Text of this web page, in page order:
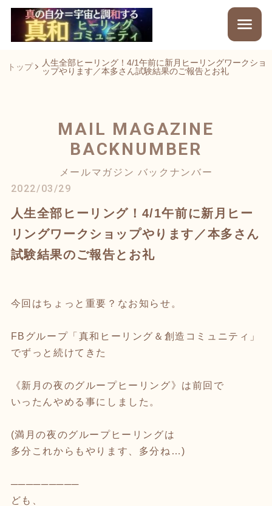
トップ
人生全部ヒーリング！4/1午前に新月ヒーリングワークショ
ップやります／本多さん試験結果のご報告とお礼
MAIL MAGAZINE
BACKNUMBER
メールマガジン バックナンバー
2022/03/29
人生全部ヒーリング！4/1午前に新月ヒー
リングワークショップやります／本多さん
試験結果のご報告とお礼
今回はちょっと重要？なお知らせ。
FBグループ「真和ヒーリング＆創造コミュニティ」
でずっと続けてきた
《新月の夜のグループヒーリング》は前回で
いったんやめる事にしました。
(満月の夜のグループヒーリングは
多分これからもやります、多分ね…)
─────────
ども、